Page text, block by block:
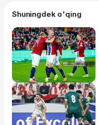
Shuningdek o'qing